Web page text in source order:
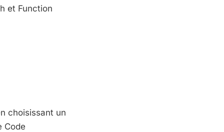
et Function
choisissant un
Code